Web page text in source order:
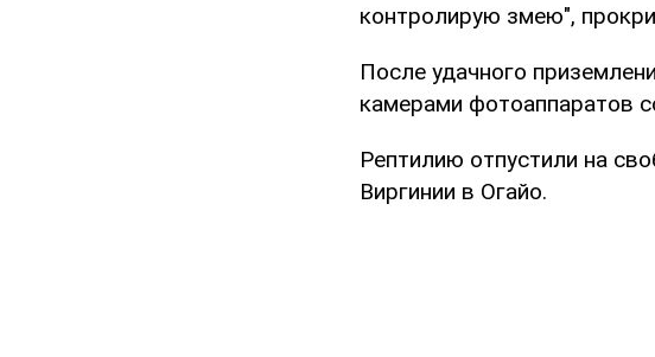
контролирую змею",
После удачного
камерами фотоаппаратов
Рептилию отпустили на
Виргинии в Огайо.